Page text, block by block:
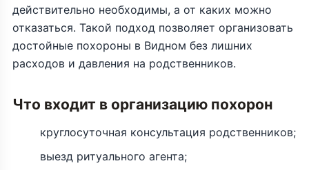
действительно необходимы, а от каких можно
отказаться. Такой подход позволяет организовать
достойные похороны в Видном без лишних
расходов и давления на родственников.
Что входит в организацию похорон
круглосуточная консультация родственников;
выезд ритуального агента;